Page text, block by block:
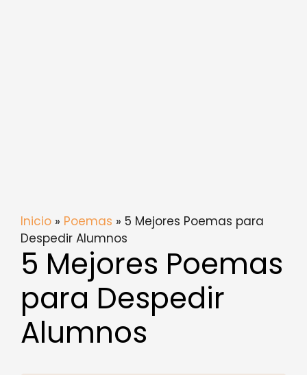
Inicio » Poemas » 5 Mejores Poemas para
Despedir Alumnos
5 Mejores Poemas
para Despedir
Alumnos